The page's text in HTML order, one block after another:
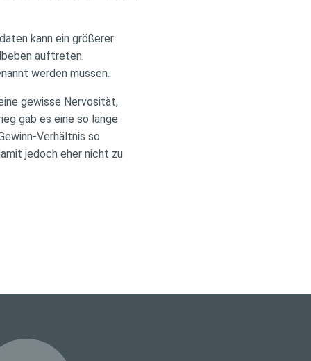
kann ein größerer
auftreten.
werden müssen.
gewisse Nervosität,
gab es eine so lange
Verhältnis so
jedoch eher nicht zu